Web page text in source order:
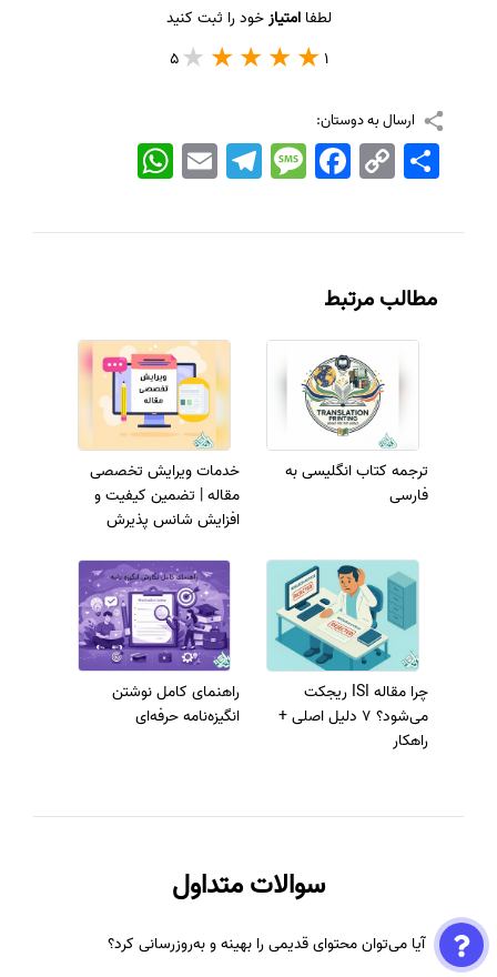
لطفاامتیازخود را ثبت کنید
1
5
ارسال به دوستان:
WhatsApp EmailTelegramMessageFacebook Copy
Link
اشتراک
مطالب مرتبط
ترجمه کتاب انگلیسی به
فارسی
خدمات ویرایش تخصصی
مقاله | تضمین کیفیت و
افزایش شانس پذیرش
چرا مقاله ISI ریجکت
می‌شود؟ 7 دلیل اصلی +
راهکار
راهنمای کامل نوشتن
انگیزه‌نامه حرفه‌ای
سوالات متداول
آیا می‌توان محتوای قدیمی را بهینه و به‌روزرسانی کرد؟